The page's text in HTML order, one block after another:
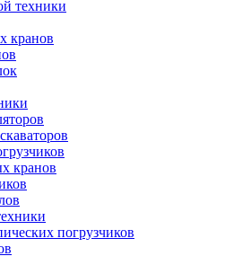
техники
кранов
кранов
погрузчиков